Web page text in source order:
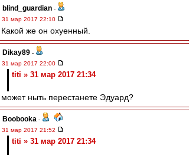
blind_guardian -
31 мар 2017 22:10
Какой же он охуенный.
Dikay89 -
31 мар 2017 22:00
titi » 31 мар 2017 21:34
может ныть перестанете Эдуард?
Boobooka -
31 мар 2017 21:52
titi » 31 мар 2017 21:34